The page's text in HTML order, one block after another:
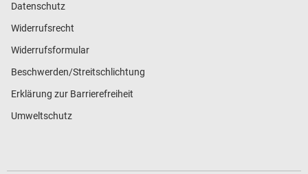
Datenschutz
Widerrufsrecht
Widerrufsformular
Beschwerden/Streitschlichtung
Erklärung zur Barrierefreiheit
Umweltschutz